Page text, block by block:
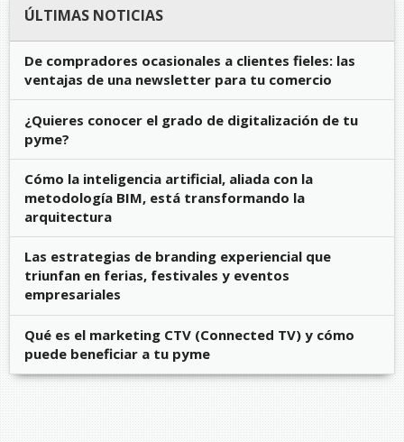
ÚLTIMAS NOTICIAS
De compradores ocasionales a clientes fieles: las
ventajas de una newsletter para tu comercio
¿Quieres conocer el grado de digitalización de tu
pyme?
Cómo la inteligencia artificial, aliada con la
metodología BIM, está transformando la
arquitectura
Las estrategias de branding experiencial que
triunfan en ferias, festivales y eventos
empresariales
Qué es el marketing CTV (Connected TV) y cómo
puede beneficiar a tu pyme